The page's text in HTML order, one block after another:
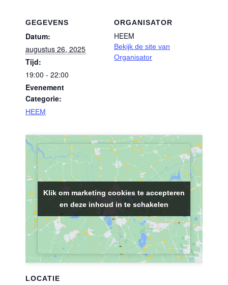
GEGEVENS
Datum:
augustus 26, 2025
Tijd:
19:00 - 22:00
Evenement
Categorie:
HEEM
ORGANISATOR
HEEM
Bekijk de site van
Organisator
LOCATIE
Klik om marketing cookies te accepteren
en deze inhoud in te schakelen
Klik om marketing cookies te accepteren
en deze inhoud in te schakelen